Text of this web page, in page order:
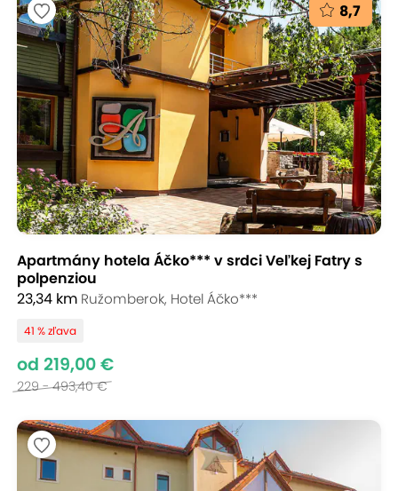
8,7
Apartmány hotela Áčko*** v srdci Veľkej Fatry s
polpenziou
23,34 km Ružomberok, Hotel Áčko***
41 % zľava
od 219,00 €
229 - 493,40 €